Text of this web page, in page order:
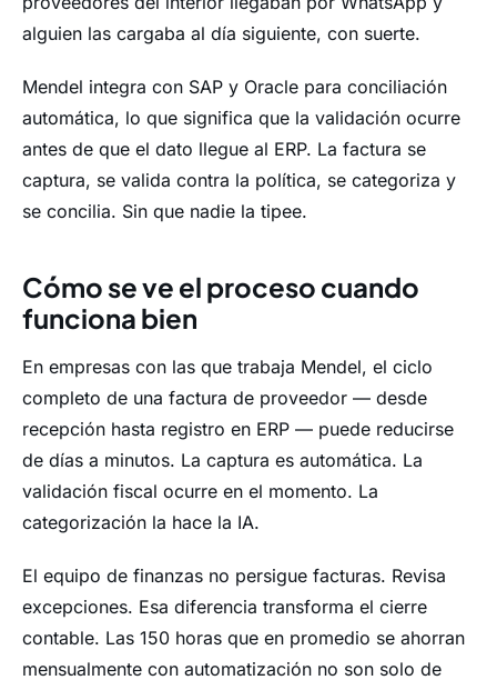
alguien las cargaba al día siguiente, con suerte.
Mendel integra con SAP y Oracle para conciliación
automática, lo que significa que la validación ocurre
antes de que el dato llegue al ERP. La factura se
captura, se valida contra la política, se categoriza y
se concilia. Sin que nadie la tipee.
Cómo se ve el proceso cuando
funciona bien
En empresas con las que trabaja Mendel, el ciclo
completo de una factura de proveedor — desde
recepción hasta registro en ERP — puede reducirse
de días a minutos. La captura es automática. La
validación fiscal ocurre en el momento. La
categorización la hace la IA.
El equipo de finanzas no persigue facturas. Revisa
excepciones. Esa diferencia transforma el cierre
contable. Las 150 horas que en promedio se ahorran
mensualmente con automatización no son solo de